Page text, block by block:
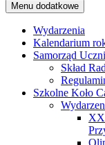
Menu dodatkowe
Wydarzenia
Kalendarium
Samorząd
Skład
Szkolne Koło